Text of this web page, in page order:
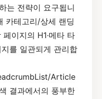
는 전략이 요구됩니
카테고리/상세 랜딩
이지의 H1·메타 타
를 일관되게 관리합
Article
결과에서의 풍부한